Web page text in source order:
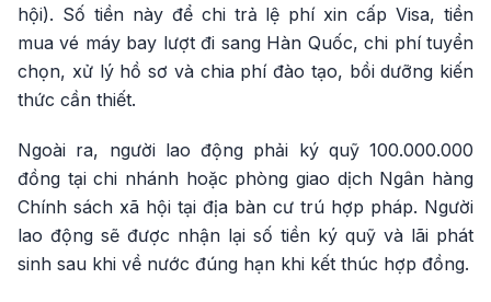
hội). Số tiền này để chi trả lệ phí xin cấp Visa, tiền
mua vé máy bay lượt đi sang Hàn Quốc, chi phí tuyển
chọn, xử lý hồ sơ và chia phí đào tạo, bồi dưỡng kiến
thức cần thiết.
Ngoài ra, người lao động phải ký quỹ 100.000.000
đồng tại chi nhánh hoặc phòng giao dịch Ngân hàng
Chính sách xã hội tại địa bàn cư trú hợp pháp. Người
lao động sẽ được nhận lại số tiền ký quỹ và lãi phát
sinh sau khi về nước đúng hạn khi kết thúc hợp đồng.